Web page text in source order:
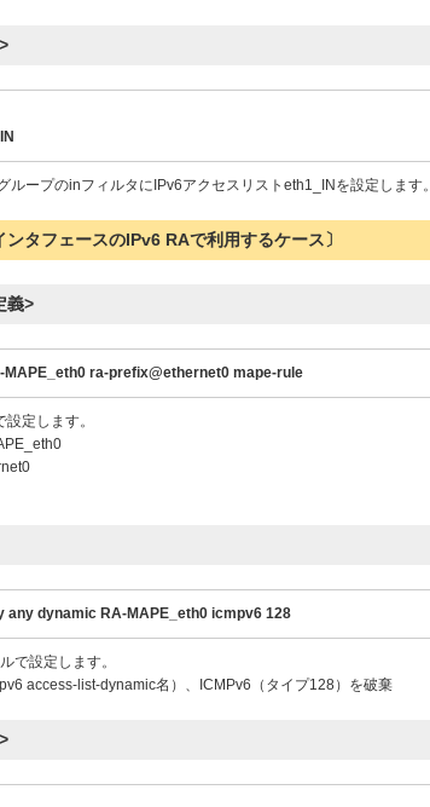
ープのinフィルタにIPv6アクセスリストeth1_INを設定します。
タフェースのIPv6 RAで利用するケース〕
義>
ra-prefix@ethernet0 mape-rule
定します。
any dynamic RA-MAPE_eth0 icmpv6 128
で設定します。
access-list-dynamic名）、ICMPv6（タイプ128）を破棄